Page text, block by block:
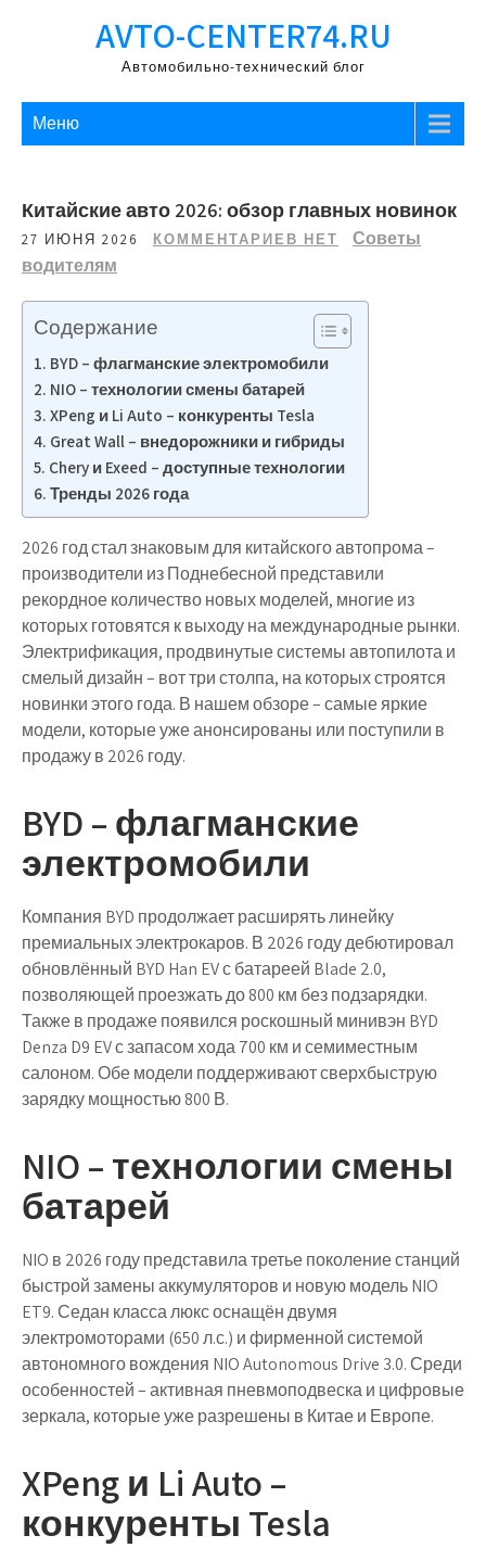
AVTO-CENTER74.RU
Автомобильно-технический блог
Меню
Китайские авто 2026: обзор главных новинок
27 ИЮНЯ 2026 КОММЕНТАРИЕВ НЕТ
Советы
водителям
Содержание
BYD – флагманские электромобили
NIO – технологии смены батарей
XPeng и Li Auto – конкуренты Tesla
Great Wall – внедорожники и гибриды
Chery и Exeed – доступные технологии
Тренды 2026 года
2026 год стал знаковым для китайского автопрома –
производители из Поднебесной представили
рекордное количество новых моделей, многие из
которых готовятся к выходу на международные рынки.
Электрификация, продвинутые системы автопилота и
смелый дизайн – вот три столпа, на которых строятся
новинки этого года. В нашем обзоре – самые яркие
модели, которые уже анонсированы или поступили в
продажу в 2026 году.
BYD – флагманские
электромобили
Компания BYD продолжает расширять линейку
премиальных электрокаров. В 2026 году дебютировал
обновлённый BYD Han EVс батареей Blade 2.0,
позволяющей проезжать до 800 км без подзарядки.
Также в продаже появился роскошный минивэн BYD
Denza D9 EVс запасом хода 700 км и семиместным
салоном. Обе модели поддерживают сверхбыструю
зарядку мощностью 800 В.
NIO – технологии смены
батарей
NIO в 2026 году представила третье поколение станций
быстрой замены аккумуляторов и новую модельNIO
ET9. Седан класса люкс оснащён двумя
электромоторами (650 л.с.) и фирменной системой
автономного вождения NIO Autonomous Drive 3.0. Среди
особенностей – активная пневмоподвеска и цифровые
зеркала, которые уже разрешены в Китае и Европе.
XPeng и Li Auto –
конкуренты Tesla